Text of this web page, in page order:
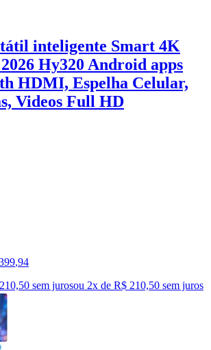
inteligente Smart 4K
Hy320 Android apps
HDMI, Espelha Celular,
Videos Full HD
,94
sem jurosou 2x de R$ 210,50 sem juros